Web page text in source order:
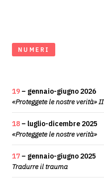
NUMERI
19 – gennaio-giugno 2026
«Proteggete le nostre verità» II
18 – luglio-dicembre 2025
«Proteggete le nostre verità»
17 – gennaio-giugno 2025
Tradurre il trauma